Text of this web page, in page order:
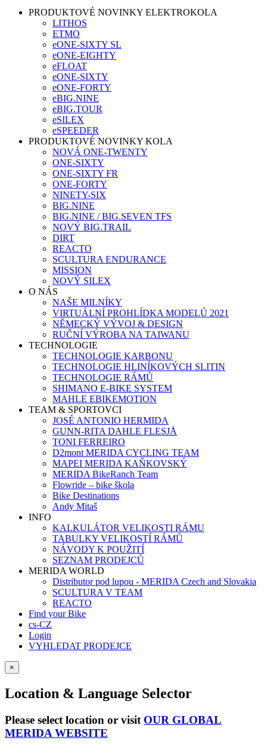
PRODUKTOVÉ NOVINKY ELEKTROKOLA
LITHOS
ETMO
eONE-SIXTY SL
eONE-EIGHTY
eFLOAT
eONE-SIXTY
eONE-FORTY
eBIG.NINE
eBIG.TOUR
eSILEX
eSPEEDER
PRODUKTOVÉ NOVINKY KOLA
NOVÁ ONE-TWENTY
ONE-SIXTY
ONE-SIXTY FR
ONE-FORTY
NINETY-SIX
BIG.NINE
BIG.NINE / BIG.SEVEN TFS
NOVÝ BIG.TRAIL
DIRT
REACTO
SCULTURA ENDURANCE
MISSION
NOVÝ SILEX
O NÁS
NAŠE MILNÍKY
VIRTUÁLNÍ PROHLÍDKA MODELŮ 2021
NĚMECKÝ VÝVOJ & DESIGN
RUČNÍ VÝROBA NA TAIWANU
TECHNOLOGIE
TECHNOLOGIE KARBONU
TECHNOLOGIE HLINÍKOVÝCH SLITIN
TECHNOLOGIE RÁMŮ
SHIMANO E-BIKE SYSTEM
MAHLE EBIKEMOTION
TEAM & SPORTOVCI
JOSÉ ANTONIO HERMIDA
GUNN-RITA DAHLE FLESJÅ
TONI FERREIRO
D2mont MERIDA CYCLING TEAM
MAPEI MERIDA KAŇKOVSKÝ
MERIDA BikeRanch Team
Flowride – bike škola
Bike Destinations
Andy Mitaš
INFO
KALKULÁTOR VELIKOSTI RÁMU
TABULKY VELIKOSTÍ RÁMŮ
NÁVODY K POUŽITÍ
SEZNAM PRODEJCŮ
MERIDA WORLD
Distributor pod lupou - MERIDA Czech and Slovakia
SCULTURA V TEAM
REACTO
Find your Bike
cs-CZ
Login
VYHLEDAT PRODEJCE
×
Location & Language Selector
Please select location or visit OUR GLOBAL
MERIDA WEBSITE